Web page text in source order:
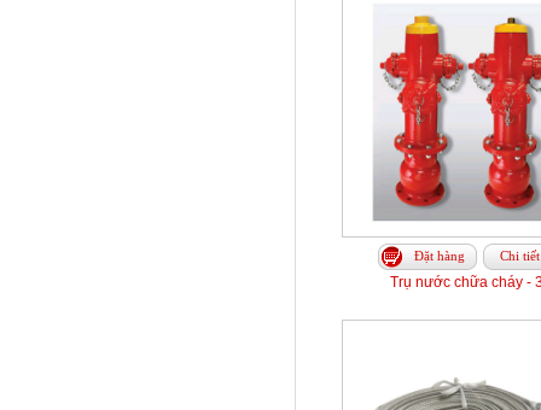
Đặt hàng Chi tiết
Trụ nước chữa cháy -